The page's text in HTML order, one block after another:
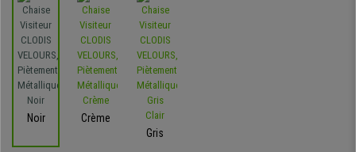
Noir
Crème
Gris